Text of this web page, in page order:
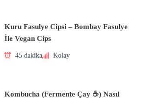
Kuru Fasulye Cipsi – Bombay Fasulye
İle Vegan Cips
45 dakika Kolay
Kombucha (Fermente Çay ☕) Nasıl